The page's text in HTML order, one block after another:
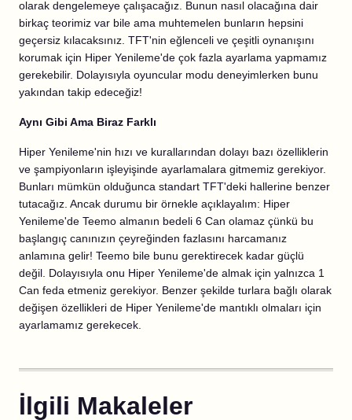
olarak dengelemeye çalışacağız. Bunun nasıl olacağına dair
birkaç teorimiz var bile ama muhtemelen bunların hepsini
geçersiz kılacaksınız. TFT'nin eğlenceli ve çeşitli oynanışını
korumak için Hiper Yenileme'de çok fazla ayarlama yapmamız
gerekebilir. Dolayısıyla oyuncular modu deneyimlerken bunu
yakından takip edeceğiz!
Aynı Gibi Ama Biraz Farklı
Hiper Yenileme'nin hızı ve kurallarından dolayı bazı özelliklerin
ve şampiyonların işleyişinde ayarlamalara gitmemiz gerekiyor.
Bunları mümkün olduğunca standart TFT'deki hallerine benzer
tutacağız. Ancak durumu bir örnekle açıklayalım: Hiper
Yenileme'de Teemo almanın bedeli 6 Can olamaz çünkü bu
başlangıç canınızın çeyreğinden fazlasını harcamanız
anlamına gelir! Teemo bile bunu gerektirecek kadar güçlü
değil. Dolayısıyla onu Hiper Yenileme'de almak için yalnızca 1
Can feda etmeniz gerekiyor. Benzer şekilde turlara bağlı olarak
değişen özellikleri de Hiper Yenileme'de mantıklı olmaları için
ayarlamamız gerekecek.
İlgili Makaleler